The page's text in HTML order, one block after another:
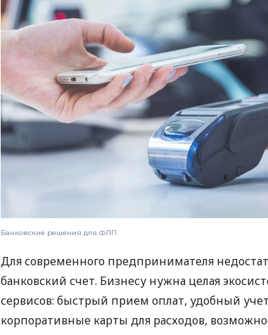
Банковские решения для ФЛП
Для современного предпринимателя
банковский счет. Бизнесу нужна целая
сервисов: быстрый прием оплат, удобный
корпоративные карты для расходов,